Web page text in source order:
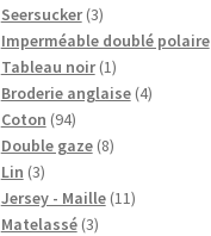
produits
Seersucker 33
produits
Imperméable doublé polaire
Tableau noir 11
produit
Broderie anglaise 44
Coton 9494
produits
Double gaze 88
Lin 33
produits
Jersey - Maille 1111
Matelassé 33